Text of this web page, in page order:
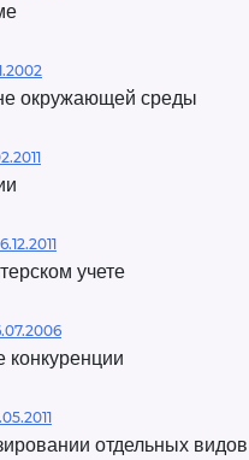
окружающей среды
учете
конкуренции
отдельных видов